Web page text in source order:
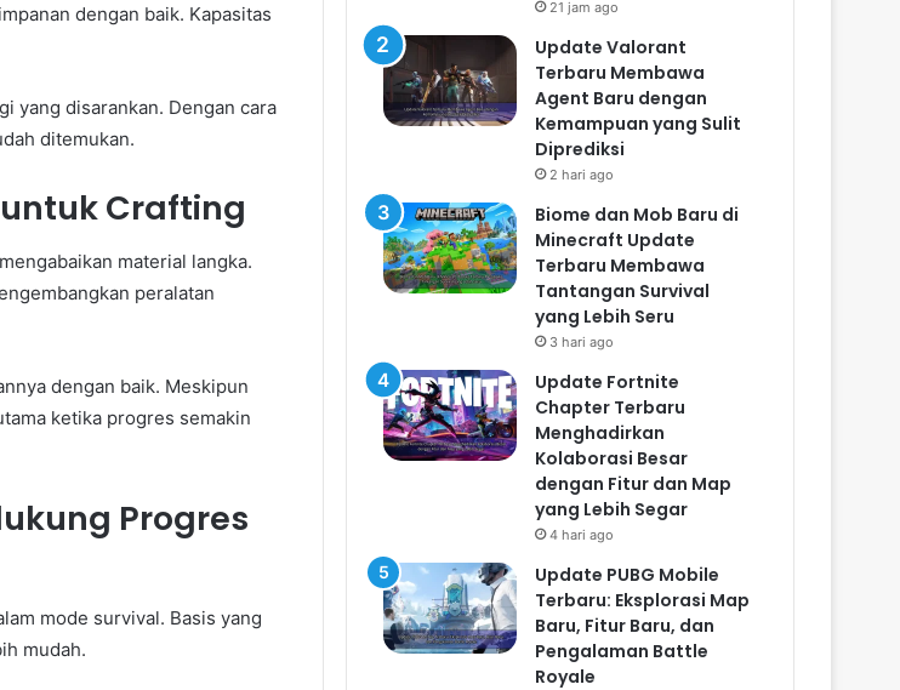
dengan baik. Kapasitas
yang disarankan. Dengan cara
ditemukan.
Crafting
material langka.
peralatan
dengan baik. Meskipun
ketika progres semakin
Progres
mode survival. Basis yang
mudah.
21 jam ago
Update Valorant
Terbaru Membawa
Agent Baru dengan
Kemampuan yang Sulit
Diprediksi
2 hari ago
Biome dan Mob Baru di
Minecraft Update
Terbaru Membawa
Tantangan Survival
yang Lebih Seru
3 hari ago
Update Fortnite
Chapter Terbaru
Menghadirkan
Kolaborasi Besar
dengan Fitur dan Map
yang Lebih Segar
4 hari ago
Update PUBG Mobile
Terbaru: Eksplorasi Map
Baru, Fitur Baru, dan
Pengalaman Battle
Royale